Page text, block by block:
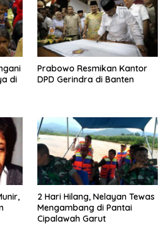
di
Prabowo Resmikan Kantor
DPD Gerindra di Banten
2 Hari Hilang, Nelayan Tewas
Mengambang di Pantai
Cipalawah Garut